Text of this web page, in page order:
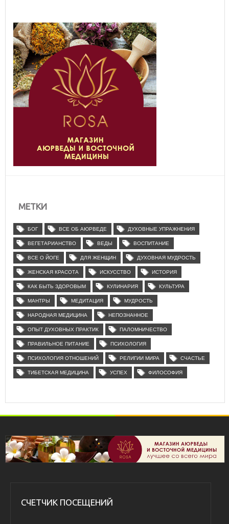
МЕТКИ
БОГ ВСЕ ОБ АЮРВЕДЕ ДУХОВНЫЕ УПРАЖНЕНИЯ
ВЕГЕТАРИАНСТВО ВЕДЫ ВОСПИТАНИЕ
ВСЕ О ЙОГЕ ДЛЯ ЖЕНЩИН ДУХОВНАЯ МУДРОСТЬ
ЖЕНСКАЯ КРАСОТА ИСКУССТВО ИСТОРИЯ
КАК БЫТЬ ЗДОРОВЫМ КУЛИНАРИЯ КУЛЬТУРА
МАНТРЫ МЕДИТАЦИЯ МУДРОСТЬ
НАРОДНАЯ МЕДИЦИНА НЕПОЗНАННОЕ
ОПЫТ ДУХОВНЫХ ПРАКТИК ПАЛОМНИЧЕСТВО
ПРАВИЛЬНОЕ ПИТАНИЕ ПСИХОЛОГИЯ
ПСИХОЛОГИЯ ОТНОШЕНИЙ РЕЛИГИИ МИРА СЧАСТЬЕ
ТИБЕТСКАЯ МЕДИЦИНА УСПЕХ ФИЛОСОФИЯ
СЧЕТЧИК ПОСЕЩЕНИЙ